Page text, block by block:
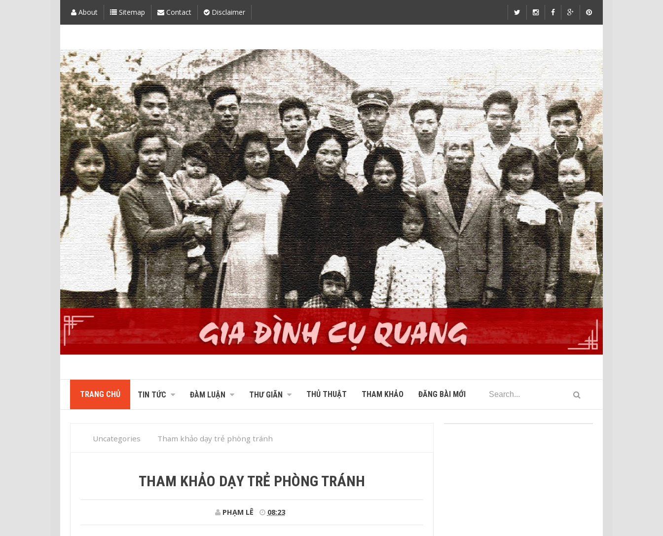
About Sitemap Contact Disclaimer
TRANG CHỦ TIN TỨC ĐÀM LUẬN THƯ GIÃN THỦ THUẬT THAM KHẢO ĐĂNG BÀI MỚI
Uncategories Tham khảo dạy trẻ phòng tránh
THAM KHẢO DẠY TRẺ PHÒNG TRÁNH
PHẠM LÊ 08:23